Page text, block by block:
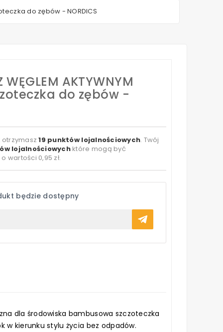
do zębów - NORDICS
AKTYWNYM
do zębów -
otrzymasz19 punktów lojalnościowych. Twój
lojalnościowychktóre mogą być
wartości 0,95 zł.
będzie dostępny
dla środowiska bambusowa szczoteczka
w kierunku stylu życia bez odpadów.